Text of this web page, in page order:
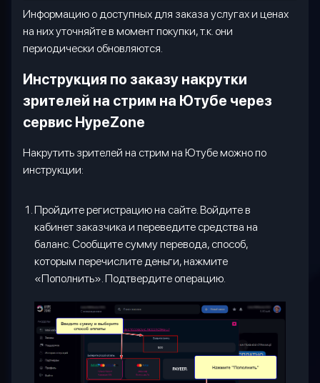
Информацию о доступных для заказа услугах и ценах
на них уточняйте в момент покупки, т.к. они
периодически обновляются.
Инструкция по заказу накрутки
зрителей на стрим на Ютубе через
сервис HypeZone
Накрутить зрителей на стрим на Ютубе можно по
инструкции:
Пройдите регистрацию на сайте. Войдите в
кабинет заказчика и переведите средства на
баланс. Сообщите сумму перевода, способ,
которым перечислите деньги, нажмите
«Пополнить». Подтвердите операцию.